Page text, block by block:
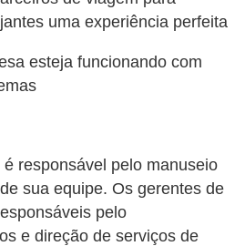
uma experiência perfeita
esteja funcionando com
responsável pelo manuseio
sua equipe. Os gerentes de
​​pelo
e direção de serviços de